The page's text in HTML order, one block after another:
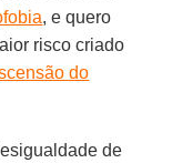
, e quero
risco criado
do
de